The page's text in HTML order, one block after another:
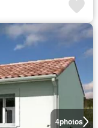
4photos